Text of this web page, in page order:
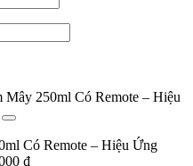
250ml Có Remote – Hiệu
Có Remote – Hiệu Ứng
₫